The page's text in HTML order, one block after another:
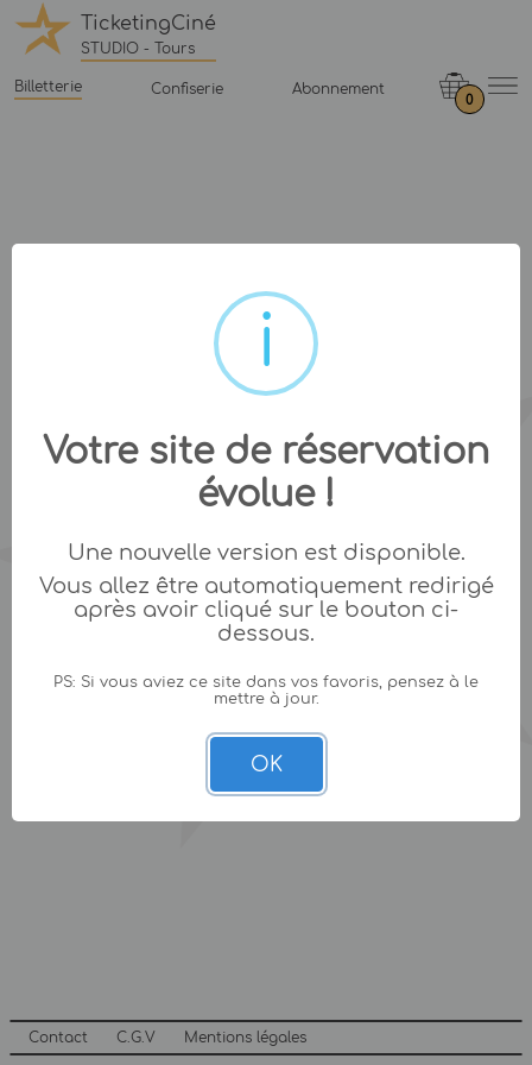
TicketingCiné
STUDIO - Tours
Billetterie Confiserie Abonnement
0
Contact C.G.V Mentions légales
Votre site de réservation
évolue !
Une nouvelle version est disponible.
Vous allez être automatiquement redirigé
après avoir cliqué sur le bouton ci-
dessous.
PS: Si vous aviez ce site dans vos favoris, pensez à le
mettre à jour.
OK